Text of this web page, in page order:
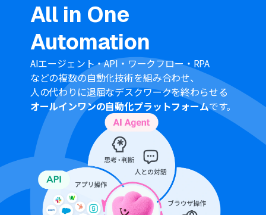
プランによって最短の起動間隔が異なりますので、ご注意
ください。
Microsoft365（旧Office365）には、家庭向けプランと一
般法人向けプラン（Microsoft365 Business）があり、一
般法人向けプランに加入していない場合には認証に失敗
する可能性があります。
Googleスプレッドシートをアプリトリガーとして使用す
る際の注意事項は「【アプリトリガー】Googleスプレッ
ドシートのトリガーにおける注意事項」を参照してくだ
さい。
All in One
Automation
AIエージェント・API・ワークフロー・RPA
などの複数の自動化技術を組み合わせ、
人の代わりに退屈なデスクワークを終わらせる
オールインワンの自動化プラットフォームです。